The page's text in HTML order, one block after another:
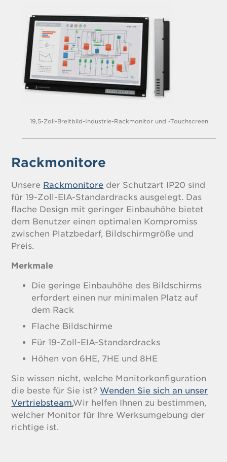
19,5-Zoll-Breitbild-Industrie-Rackmonitor und -Touchscreen
Rackmonitore
Unsere Rackmonitore der Schutzart IP20 sind
für 19-Zoll-EIA-Standardracks ausgelegt. Das
flache Design mit geringer Einbauhöhe bietet
dem Benutzer einen optimalen Kompromiss
zwischen Platzbedarf, Bildschirmgröße und
Preis.
Merkmale
Die geringe Einbauhöhe des Bildschirms
erfordert einen nur minimalen Platz auf
dem Rack
Flache Bildschirme
Für 19-Zoll-EIA-Standardracks
Höhen von 6HE, 7HE und 8HE
Sie wissen nicht, welche Monitorkonfiguration
die beste für Sie ist? Wenden Sie sich an unser
Vertriebsteam.Wir helfen Ihnen zu bestimmen,
welcher Monitor für Ihre Werksumgebung der
richtige ist.